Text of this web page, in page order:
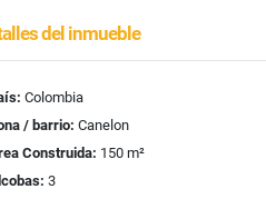
del inmueble
Colombia
/ barrio: Canelon
Construida: 150 m²
3